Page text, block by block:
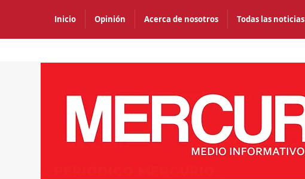
Inicio Opinión Acerca de nosotros Todas las noticias